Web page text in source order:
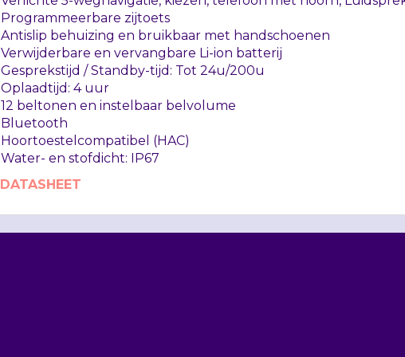
Programmeerbare zijtoets
Antislip behuizing en bruikbaar met handschoenen
Verwijderbare en vervangbare Li-ion batterij
Gesprekstijd / Standby-tijd: Tot 24u/200u
Oplaadtijd: 4 uur
12 beltonen en instelbaar belvolume
Bluetooth
Hoortoestelcompatibel (HAC)
Water- en stofdicht: IP67
DATASHEET